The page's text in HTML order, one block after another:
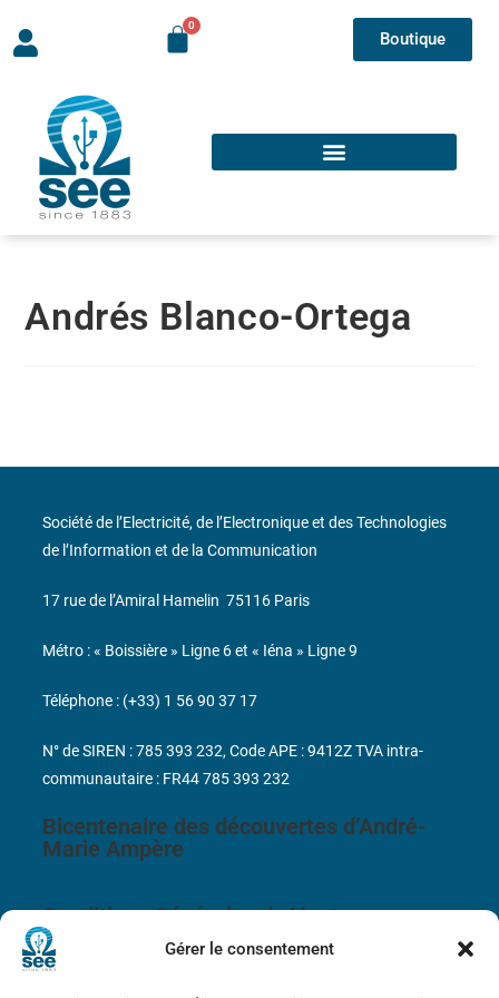
Gérer le consentement
Boutique
Andrés Blanco-Ortega
Bicentenaire des découvertes d’André-
Marie Ampère
Conditions Générales de Vente
Société de l’Electricité, de l’Electronique et des Technologies
de l’Information et de la Communication
17 rue de l’Amiral Hamelin 75116 Paris
Métro : « Boissière » Ligne 6 et « Iéna » Ligne 9
Téléphone : (+33) 1 56 90 37 17
N° de SIREN : 785 393 232, Code APE : 9412Z TVA intra-
communautaire : FR44 785 393 232